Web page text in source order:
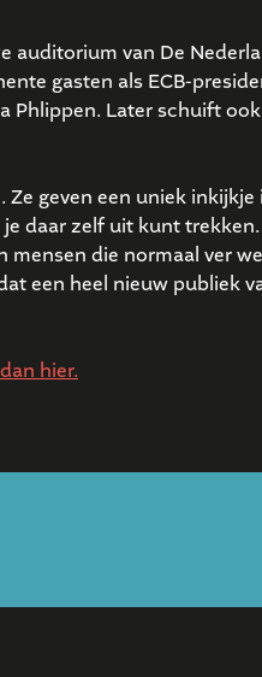
auditorium van De
gasten als ECB-
Phlippen. Later schuift
geven een uniek
daar zelf uit kunt
die normaal ver
een heel nieuw publiek
hier.